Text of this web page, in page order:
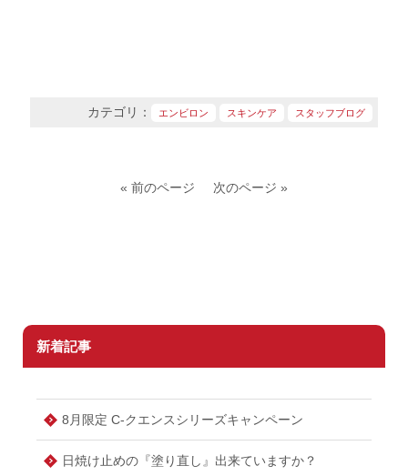
カテゴリ： エンビロン スキンケア スタッフブログ
« 前のページ 次のページ »
新着記事
8月限定 C-クエンスシリーズキャンペーン
日焼け止めの『塗り直し』出来ていますか？